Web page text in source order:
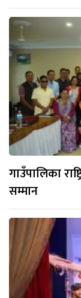
गाउँपालिका
सम्मान